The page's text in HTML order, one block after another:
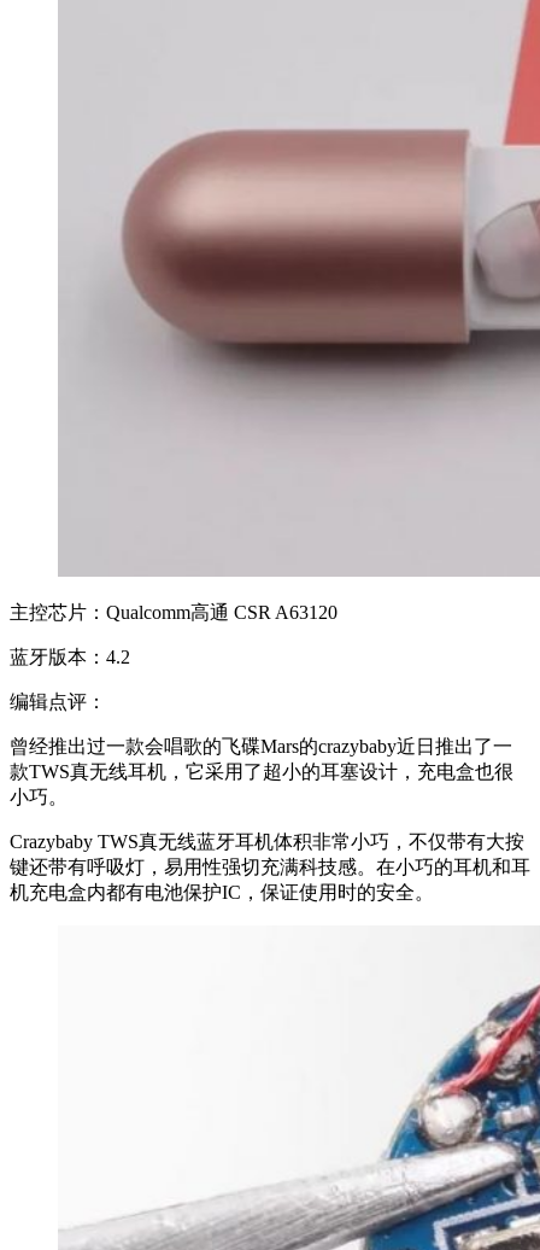
主控芯片：Qualcomm高通 CSR A63120
蓝牙版本：4.2
编辑点评：
曾经推出过一款会唱歌的飞碟Mars的crazybaby近日推出了一
款TWS真无线耳机，它采用了超小的耳塞设计，充电盒也很
小巧。
Crazybaby TWS真无线蓝牙耳机体积非常小巧，不仅带有大按
键还带有呼吸灯，易用性强切充满科技感。在小巧的耳机和耳
机充电盒内都有电池保护IC，保证使用时的安全。